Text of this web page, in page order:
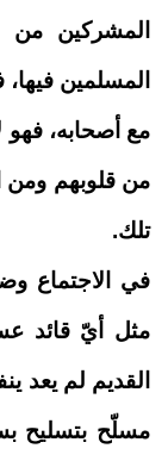
المشركين من
المسلمين
مع أصحابه، فهو
من قلوبهم ومن
تلك.
في الاجتماع
مثل أيّ قائد
القديم لم يعد
مسلّح بتسليح